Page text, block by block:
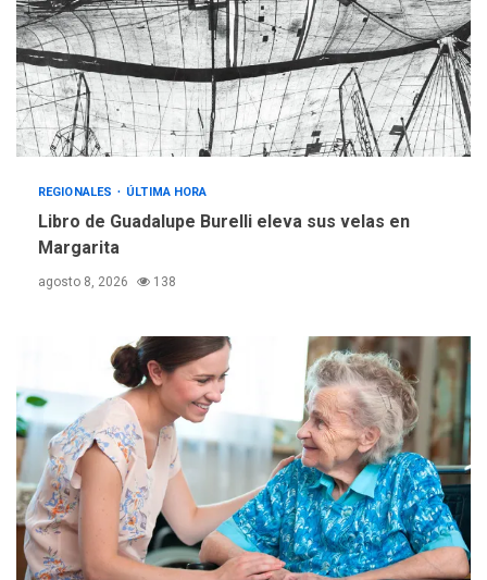
3
operativa con flota
vehicular de 60 unidades
adquiridas en un año de
gestión
4
REGIONALES ÚLTIMA HORA
«Juan Bautista Arismendi» a
la altura de Macho Muerto
trabajan en diplomado para
creación y manejo de
estadísticas de turismo
REGIONALES ÚLTIMA HORA
Libro de Guadalupe Burelli eleva sus velas en
Margarita
agosto 8, 2026 138